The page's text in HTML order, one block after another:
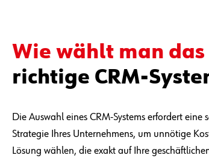
Wie wählt man das
richtige CRM-
Die Auswahl eines CRM-Systems erfordert
Strategie Ihres Unternehmens, um unnötige
Lösung wählen, die exakt auf Ihre